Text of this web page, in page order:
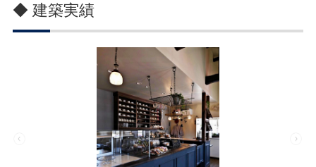
◆ 建築実績